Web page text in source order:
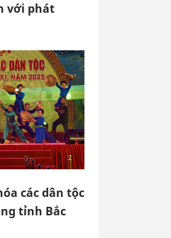
với phát
các dân tộc
tỉnh Bắc